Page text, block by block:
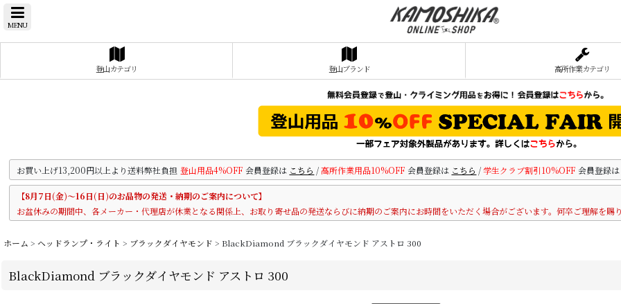
MENU
登山カテゴリ 登山ブランド 高所作業カテゴリ
お買い上げ13,200円以上より送料弊社負担 登山用品4%OFF 会員登録は こちら /高所作業用品10%OFF 会員登録は こちら /学生クラブ割引10%OFF 会員登録
【8月7日(金)～16日(日)のお品物の発送・納期のご案内について】
お盆休みの期間中、各メーカー・代理店が休業となる関係上、お取り寄せ品の発送ならびに納期のご案内にお時間をいただく場合がございます。何卒ご理解を賜
ホーム > ヘッドランプ・ライト > ブラックダイヤモンド > BlackDiamond ブラックダイヤモンド アストロ 300
BlackDiamond ブラックダイヤモンド アストロ 300